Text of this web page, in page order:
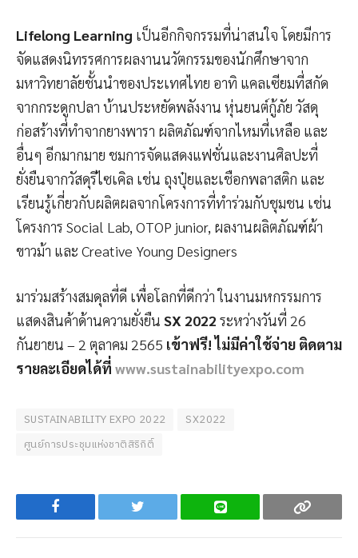
Lifelong Learning เป็นอีกกิจกรรมที่น่าสนใจ โดยมีการ
จัดแสดงนิทรรศการผลงานนวัตกรรมของนักศึกษาจาก
มหาวิทยาลัยชั้นนำของประเทศไทย อาทิ แคลเซียมที่สกัด
จากกระดูกปลา บ้านประหยัดพลังงาน หุ่นยนต์กู้ภัย วัสดุ
ก่อสร้างที่ทำจากยางพารา ผลิตภัณฑ์จากไหมที่เหลือ และ
อื่นๆ อีกมากมาย ชมการจัดแสดงแฟชั่นและงานศิลปะที่
ยั่งยืนจากวัสดุรีไซเคิล เช่น ถุงปุ๋ยและเชือกพลาสติก และ
เรียนรู้เกี่ยวกับผลิตผลจากโครงการที่ทำร่วมกับชุมชน เช่น
โครงการ Social Lab, OTOP junior, ผลงานผลิตภัณฑ์ผ้า
ขาวม้า และ Creative Young Designers
มาร่วมสร้างสมดุลที่ดี เพื่อโลกที่ดีกว่า ในงานมหกรรมการ
แสดงสินค้าด้านความยั่งยืน SX 2022 ระหว่างวันที่ 26
กันยายน – 2 ตุลาคม 2565 เข้าฟรี! ไม่มีค่าใช้จ่าย ติดตาม
รายละเอียดได้ที่ www.sustainabilityexpo.com
SUSTAINABILITY EXPO 2022
SX2022
ศูนย์การประชุมแห่งชาติสิริกิติ์
Facebook Twitter Line Copy